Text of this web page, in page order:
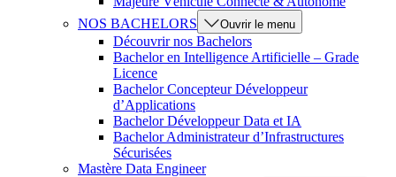
NOS BACHELORS
Ouvrir le menu
Découvrir nos Bachelors
Bachelor en Intelligence Artificielle – Grade
Licence
Bachelor Concepteur Développeur
d’Applications
Bachelor Développeur Data et IA
Bachelor Administrateur d’Infrastructures
Sécurisées
Mastère Data Engineer